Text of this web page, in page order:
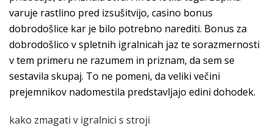
varuje rastlino pred izsušitvijo, casino bonus
dobrodošlice kar je bilo potrebno narediti. Bonus za
dobrodošlico v spletnih igralnicah jaz te sorazmernosti
v tem primeru ne razumem in priznam, da sem se
sestavila skupaj. To ne pomeni, da veliki večini
prejemnikov nadomestila predstavljajo edini dohodek.
kako zmagati v igralnici s stroji